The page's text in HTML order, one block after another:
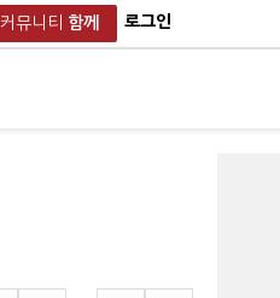
커뮤니티 함께 로그인